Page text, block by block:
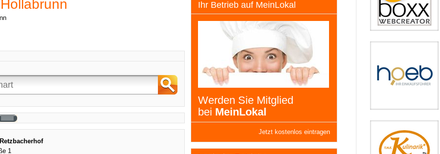
1
Ihr Betrieb auf MeinLokal
Werden Sie Mitglied
bei MeinLokal
Jetzt kostenlos eintragen